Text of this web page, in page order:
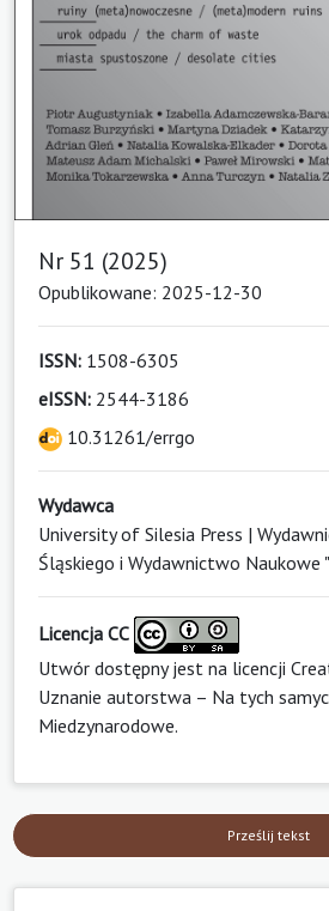
Nr 51 (2025)
Opublikowane: 2025-12-30
ISSN: 1508-6305
eISSN: 2544-3186
10.31261/errgo
Wydawca
University of Silesia Press |
Śląskiego i Wydawnictwo Naukowe
Licencja CC
Utwór dostępny jest na licencji
Uznanie autorstwa – Na tych
Miedzynarodowe.
Prześlij tekst